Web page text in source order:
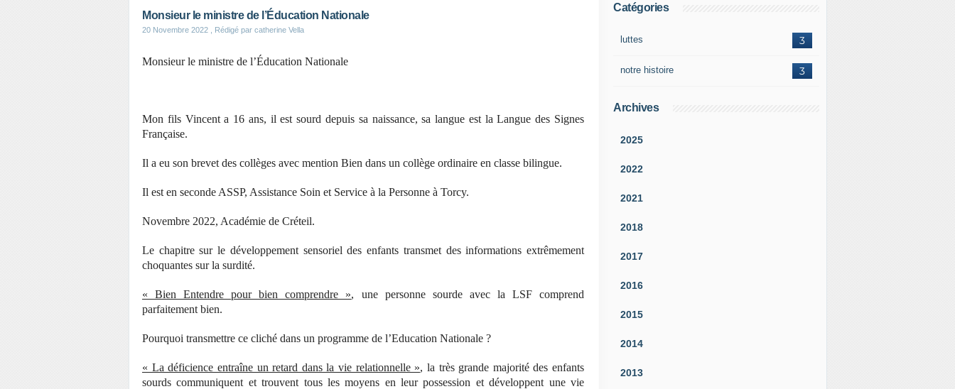
Monsieur le ministre de l’Éducation Nationale
20 Novembre 2022 , Rédigé par catherine Vella
Monsieur le ministre de l’Éducation Nationale
Mon fils Vincent a 16 ans, il est sourd depuis sa naissance, sa langue est la Langue des Signes
Française.
Il a eu son brevet des collèges avec mention Bien dans un collège ordinaire en classe bilingue.
Il est en seconde ASSP, Assistance Soin et Service à la Personne à Torcy.
Novembre 2022, Académie de Créteil.
Le chapitre sur le développement sensoriel des enfants transmet des informations extrêmement
choquantes sur la surdité.
« Bien Entendre pour bien comprendre », une personne sourde avec la LSF comprend
parfaitement bien.
Pourquoi transmettre ce cliché dans un programme de l’Education Nationale ?
« La déficience entraîne un retard dans la vie relationnelle », la très grande majorité des enfants
sourds communiquent et trouvent tous les moyens en leur possession et développent une vie
Catégories
3
luttes
3
notre histoire
Archives
2025
2022
2021
2018
2017
2016
2015
2014
2013